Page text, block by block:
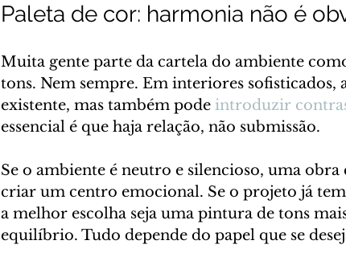
Paleta de cor: harmonia não é
Muita gente parte da cartela do ambiente
tons. Nem sempre. Em interiores sofisticados,
existente, mas também pode introduzir
essencial é que haja relação, não submissão.
Se o ambiente é neutro e silencioso, uma
criar um centro emocional. Se o projeto já
a melhor escolha seja uma pintura de tons
equilíbrio. Tudo depende do papel que se